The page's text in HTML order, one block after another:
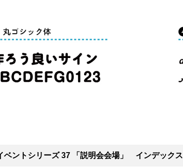
ベントシリーズ 37 「説明会会場」 インデックス